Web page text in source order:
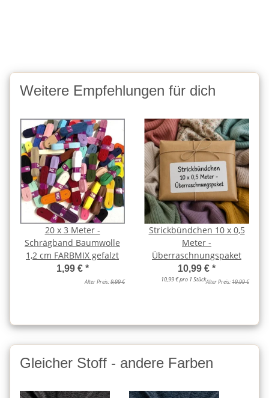
Weitere Empfehlungen für dich
20 x 3 Meter -
Schrägband Baumwolle
1,2 cm FARBMIX gefalzt
1,99 € *
Alter Preis:9,99 €
Strickbündchen 10 x 0,5
Meter -
Überraschnungspaket
10,99 € *
10,99 € pro 1 StückAlter Preis:19,99 €
Gleicher Stoff - andere Farben